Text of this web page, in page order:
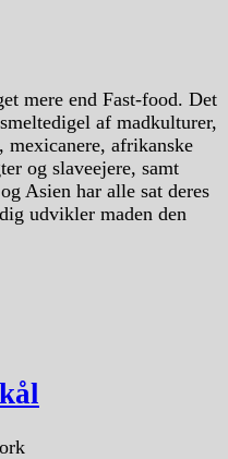
mere end Fast-food. Det
af madkulturer,
afrikanske
og slaveejere, samt
Asien har alle sat deres
udvikler maden den